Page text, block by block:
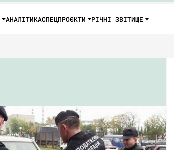
АНАЛІТИКАСПЕЦПРОЄКТИ РІЧНІ ЗВІТИЩЕ